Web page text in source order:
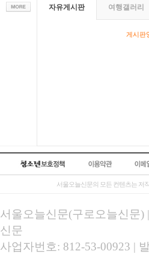
자유게시판 여행갤러리
게시판
서울오늘신문의 모든 컨텐츠는 저
서울오늘신문(구로오늘신문)
신문
사업자번호: 812-53-00923 |